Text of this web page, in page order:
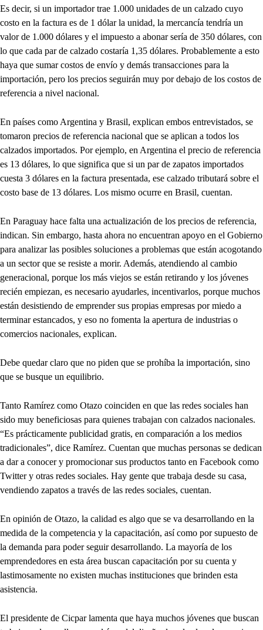
Es decir, si un importador trae 1.000 unidades de un calzado cuyo
costo en la factura es de 1 dólar la unidad, la mercancía tendría un
valor de 1.000 dólares y el impuesto a abonar sería de 350 dólares, con
lo que cada par de calzado costaría 1,35 dólares. Probablemente a esto
haya que sumar costos de envío y demás transacciones para la
importación, pero los precios seguirán muy por debajo de los costos de
referencia a nivel nacional.
En países como Argentina y Brasil, explican embos entrevistados, se
tomaron precios de referencia nacional que se aplican a todos los
calzados importados. Por ejemplo, en Argentina el precio de referencia
es 13 dólares, lo que significa que si un par de zapatos importados
cuesta 3 dólares en la factura presentada, ese calzado tributará sobre el
costo base de 13 dólares. Los mismo ocurre en Brasil, cuentan.
En Paraguay hace falta una actualización de los precios de referencia,
indican. Sin embargo, hasta ahora no encuentran apoyo en el Gobierno
para analizar las posibles soluciones a problemas que están acogotando
a un sector que se resiste a morir. Además, atendiendo al cambio
generacional, porque los más viejos se están retirando y los jóvenes
recién empiezan, es necesario ayudarles, incentivarlos, porque muchos
están desistiendo de emprender sus propias empresas por miedo a
terminar estancados, y eso no fomenta la apertura de industrias o
comercios nacionales, explican.
Debe quedar claro que no piden que se prohíba la importación, sino
que se busque un equilibrio.
Tanto Ramírez como Otazo coinciden en que las redes sociales han
sido muy beneficiosas para quienes trabajan con calzados nacionales.
“Es prácticamente publicidad gratis, en comparación a los medios
tradicionales”, dice Ramírez. Cuentan que muchas personas se dedican
a dar a conocer y promocionar sus productos tanto en Facebook como
Twitter y otras redes sociales. Hay gente que trabaja desde su casa,
vendiendo zapatos a través de las redes sociales, cuentan.
En opinión de Otazo, la calidad es algo que se va desarrollando en la
medida de la competencia y la capacitación, así como por supuesto de
la demanda para poder seguir desarrollando. La mayoría de los
emprendedores en esta área buscan capacitación por su cuenta y
lastimosamente no existen muchas instituciones que brinden esta
asistencia.
El presidente de Cicpar lamenta que haya muchos jóvenes que buscan